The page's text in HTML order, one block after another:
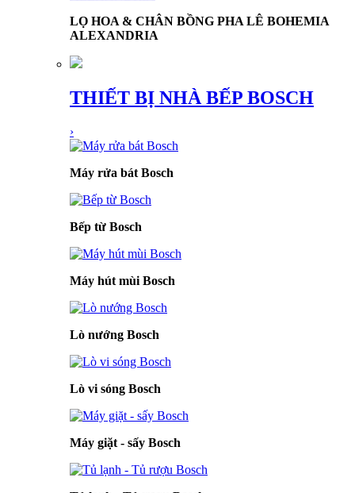
LỌ HOA & CHÂN BỒNG PHA LÊ BOHEMIA
ALEXANDRIA
THIẾT BỊ NHÀ BẾP BOSCH
›
Máy rửa bát Bosch
Bếp từ Bosch
Máy hút mùi Bosch
Lò nướng Bosch
Lò vi sóng Bosch
Máy giặt - sấy Bosch